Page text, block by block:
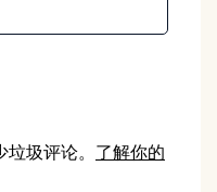
圾评论。 了解你的